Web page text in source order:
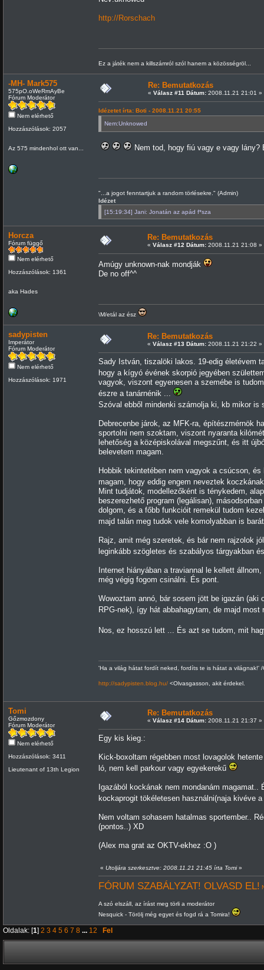
http://Rorschach
Ez a játék nem a killszámról szól hanem a közösségröl...
-MH- Mark575
575pO.oWeRmAyBe
Fórum Moderátor
Nem elérhető
Hozzászólások: 2057
Az 575 mindenhol ott van...
Re: Bemutatkozás
« Válasz #11 Dátum:2008.11.21 21:01 »
Idézetet írta: Boti - 2008.11.21 20:55
Nem:Unknowed
Nem tod, hogy fiú vagy e vagy
"...a jogot fenntartjuk a random törlésekre." (Admin)
Idézet
[15:19:34] Jani: Jonatán az apád f*sza
Horcza
Fórum függő
Nem elérhető
Hozzászólások: 1361
aka Hades
Re: Bemutatkozás
« Válasz #12 Dátum:2008.11.21 21:08 »
Amúgy unknown-nak mondják
De no off^^
\M/etál az ész
sadypisten
Imperátor
Fórum Moderátor
Nem elérhető
Hozzászólások: 1971
Re: Bemutatkozás
« Válasz #13 Dátum:2008.11.21 21:22 »
Sady István, tiszalöki lakos. 19-edig életévem
hogy a kígyó évének skorpió jegyében
vagyok, viszont egyenesen a szemébe is
észre a tanárnénik ...
Szóval ebből mindenki számolja ki, kb mikor is
Debrecenbe járok, az MFK-ra, építészmérnök
sportolni nem szoktam, viszont nyaranta
lehetőség a középiskolával megszűnt, és itt
belevetem magam.
Hobbik tekintetében nem vagyok a csúcson,
magam, hogy eddig engem neveztek
Mint tudjátok, modellezőként is ténykedem,
beszerezhető program (legálisan),
dolgom, és a főbb funkcióit remekül tudom
majd talán meg tudok vele komolyabban is
Rajz, amit még szeretek, és bár nem rajzolok
leginkább szögletes és szabályos tárgyakban
Internet hiányában a traviannal le kellett
még végig fogom csinálni. És pont.
Wowoztam annó, bár sosem jött be igazán
RPG-nek), így hát abbahagytam, de majd
Nos, ez hosszú lett ... És azt se tudom, mit
'Ha a világ hátat fordít neked, fordíts te is hátat a világnak!' /
http://sadypisten.blog.hu/<Olvasgasson, akit érdekel.
Tomi
Gőzmozdony
Fórum Moderátor
Nem elérhető
Hozzászólások: 3411
Lieutenant of 13th Legion
Re: Bemutatkozás
« Válasz #14 Dátum:2008.11.21 21:37 »
Egy kis kieg.:
Kick-boxoltam régebben most lovagolok
ló, nem kell parkour vagy egyekerekű
Igazából kockának nem mondanám
kockaprogit tökéletesen használni(naja kivéve
Nem voltam sohasem hatalmas sportember..
(pontos..) XD
(Alex ma grat az OKTV-ekhez :O )
« Utoljára szerkesztve: 2008.11.21 21:45 írta Tomi»
FÓRUM SZABÁLYZAT! OLVASD EL!
A szó elszáll, az írást meg törli a moderátor
Nesquick - Törölj még egyet és fogd rá a Tomira!
Oldalak: [1] 2 3 4 5 6 7 8 ... 12 Fel